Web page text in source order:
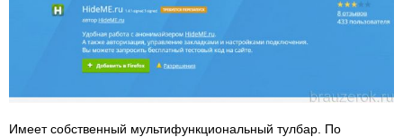
Имеет собственный мультифункциональный тулбар. По